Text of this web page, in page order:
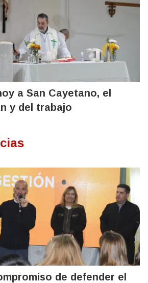
a San Cayetano, el
y del trabajo
de defender el